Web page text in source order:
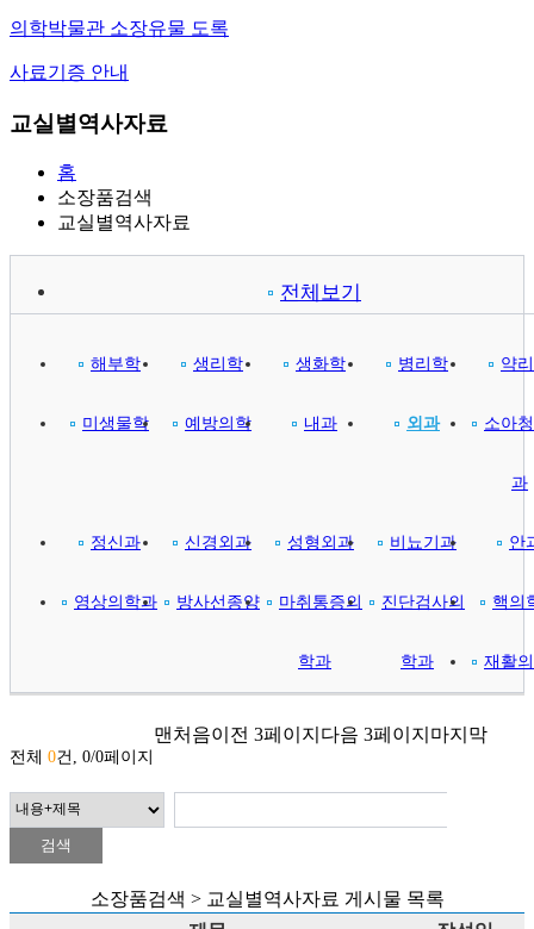
의학박물관 소장유물 도록
사료기증 안내
교실별역사자료
홈
소장품검색
교실별역사자료
전체보기
해부학 생리학 생화학 병리학 약
미생물학 예방의학 내과 외과 소아
과
정신과 신경외과 성형외과 비뇨기과 안
영상의학과 방사선종양 마취통증의
학과
진단검사의
학과
핵의
재활
전체 0건, 0/0페이지
소장품검색 > 교실별역사자료 게시물 목록
맨처음이전 3페이지 다음 3페이지 마지막